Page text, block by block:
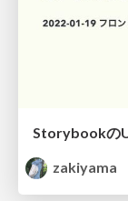
Storybookの
zakiyama